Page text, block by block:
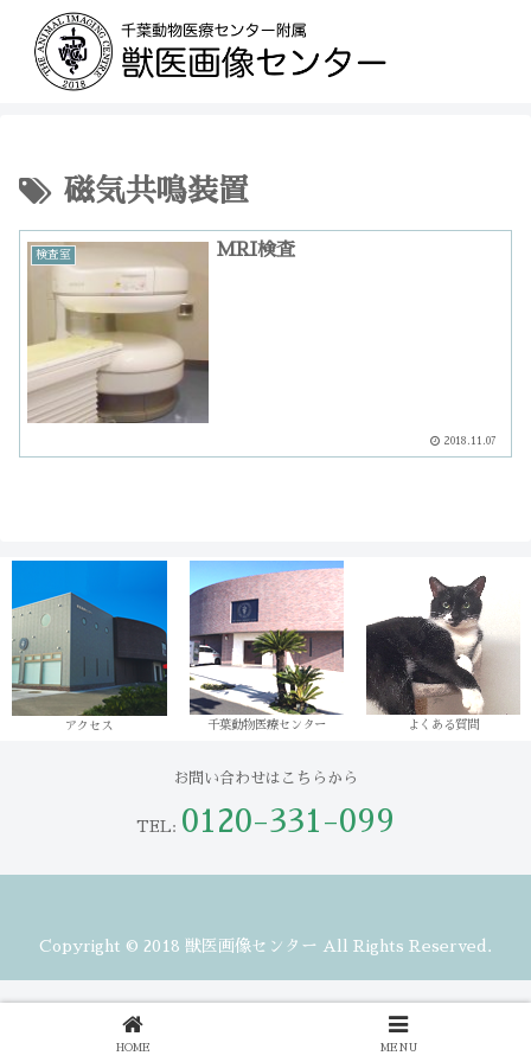
磁気共鳴装置
検査室 MRI検査
2018.11.07
アクセス 千葉動物医療センター よくある質問
お問い合わせはこちらから
TEL: 0120-331-099
Copyright © 2018 獣医画像センター All Rights Reserved.
HOME MENU